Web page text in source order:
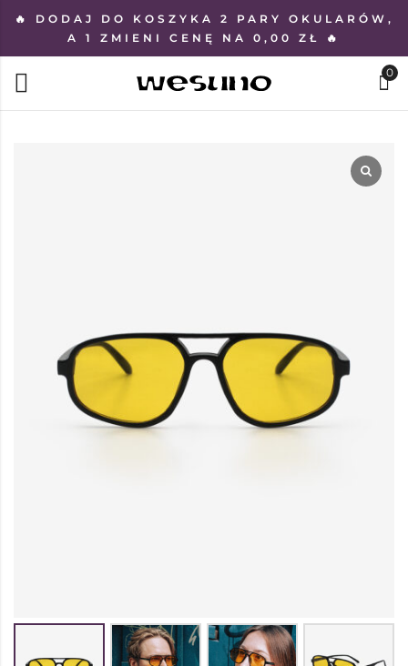
🔥 DODAJ DO KOSZYKA 2 PARY OKULARÓW,
A 1 ZMIENI CENĘ NA 0,00 ZŁ 🔥
0